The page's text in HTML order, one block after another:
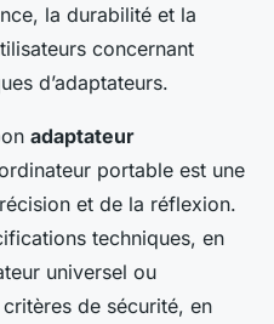
la durabilité et la
concernant
d’adaptateurs.
adaptateur
portable est une
et de la réflexion.
techniques, en
universel ou
de sécurité, en